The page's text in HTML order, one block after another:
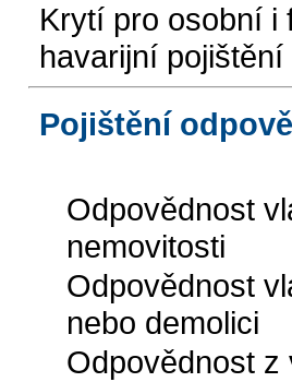
Krytí pro osobní i
havarijní
Pojištění
Odpovědnost
nemovitosti
Odpovědnost
nebo demolici
Odpovědnost